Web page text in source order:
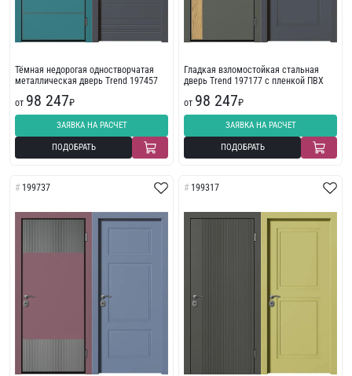
Тёмная недорогая одностворчатая
металлическая дверь Trend 197457
от 98 247₽
ЗАЯВКА НА РАСЧЕТ
ПОДОБРАТЬ
Гладкая взломостойкая стальная
дверь Trend 197177 с пленкой ПВХ
от 98 247₽
ЗАЯВКА НА РАСЧЕТ
ПОДОБРАТЬ
199737 199317